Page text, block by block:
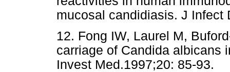
mucosal candidiasis. J
12. Fong IW, Laurel M,
carriage of Candida albicans
Invest Med.1997;20: 85-